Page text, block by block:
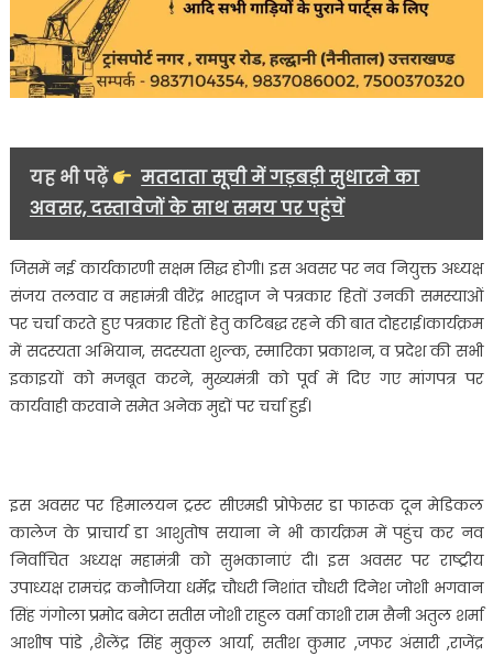
यह भी पढ़ें
मतदाता सूची में गड़बड़ी सुधारने का
अवसर, दस्तावेजों के साथ समय पर पहुंचें
जिसमें नई कार्यकारणी सक्षम सिद्ध होगी। इस अवसर पर नव नियुक्त अध्यक्ष
संजय तलवार व महामंत्री वीरेंद्र भारद्वाज ने पत्रकार हितों उनकी समस्याओं
पर चर्चा करते हुए पत्रकार हितों हेतु कटिबद्ध रहने की बात दोहराई।कार्यक्रम
में सदस्यता अभियान, सदस्यता शुल्क, स्मारिका प्रकाशन, व प्रदेश की सभी
इकाइयों को मजबूत करने, मुख्यमंत्री को पूर्व में दिए गए मांगपत्र पर
कार्यवाही करवाने समेत अनेक मुद्दों पर चर्चा हुई।
इस अवसर पर हिमालयन ट्रस्ट सीएमडी प्रोफेसर डा फारूक दून मेडिकल
कालेज के प्राचार्य डा आशुतोष सयाना ने भी कार्यक्रम में पहुंच कर नव
निर्वाचित अध्यक्ष महामंत्री को सुभकानाएं दी। इस अवसर पर राष्ट्रीय
उपाध्यक्ष रामचंद्र कनौजिया धर्मेंद्र चौधरी निशांत चौधरी दिनेश जोशी भगवान
सिंह गंगोला प्रमोद बमेटा सतीस जोशी राहुल वर्मा काशी राम सैनी अतुल शर्मा
आशीष पांडे ,शैलेंद्र सिंह मुकुल आर्या, सतीश कुमार ,जफर अंसारी ,राजेंद्र